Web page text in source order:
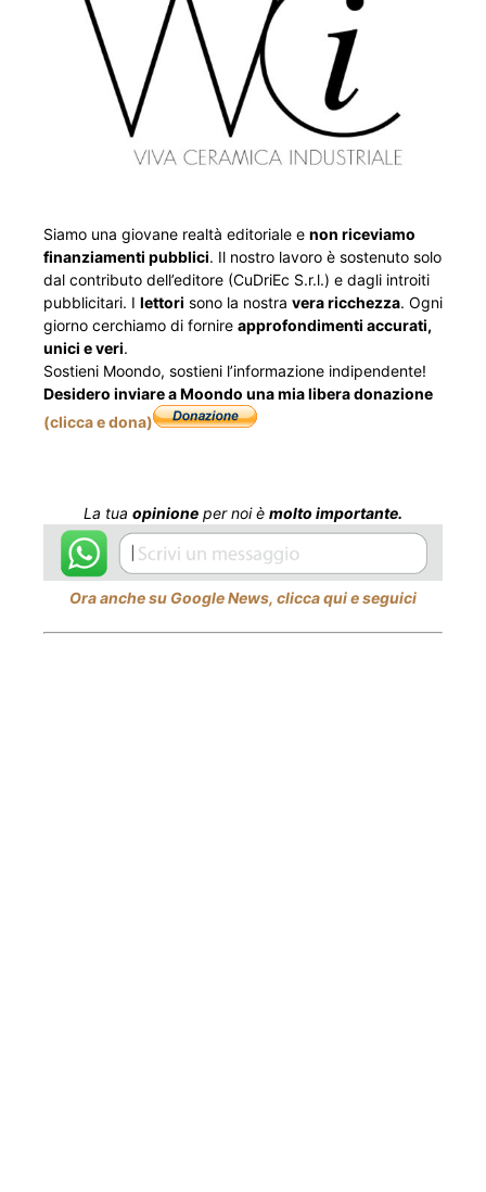
Siamo una giovane realtà editoriale e non riceviamo
finanziamenti pubblici. Il nostro lavoro è sostenuto solo
dal contributo dell’editore (CuDriEc S.r.l.) e dagli introiti
pubblicitari. I lettori sono la nostra vera ricchezza. Ogni
giorno cerchiamo di fornire approfondimenti accurati,
unici e veri.
Sostieni Moondo, sostieni l’informazione indipendente!
Desidero inviare a Moondo una mia libera donazione
(clicca e dona)
La tua opinione per noi è molto importante.
Ora anche su Google News, clicca qui e seguici